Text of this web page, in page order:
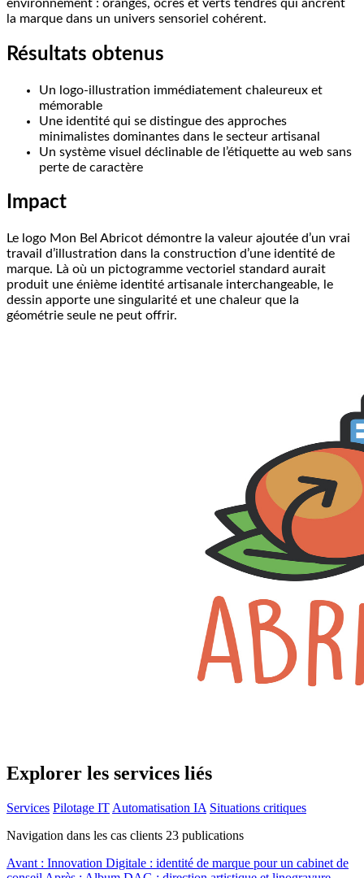
environnement : orangés, ocres et verts tendres qui ancrent
la marque dans un univers sensoriel cohérent.
Résultats obtenus
Un logo-illustration immédiatement chaleureux et
mémorable
Une identité qui se distingue des approches
minimalistes dominantes dans le secteur artisanal
Un système visuel déclinable de l’étiquette au web sans
perte de caractère
Impact
Le logo Mon Bel Abricot démontre la valeur ajoutée d’un vrai
travail d’illustration dans la construction d’une identité de
marque. Là où un pictogramme vectoriel standard aurait
produit une énième identité artisanale interchangeable, le
dessin apporte une singularité et une chaleur que la
géométrie seule ne peut offrir.
Explorer les services liés
Services Pilotage IT Automatisation IA Situations critiques
Navigation dans les cas clients 23 publications
Avant : Innovation Digitale : identité de marque pour un cabinet de